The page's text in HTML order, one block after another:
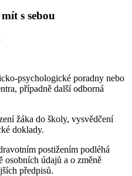
s sebou
psychologické poradny nebo
případně další odborná
žáka do školy, vysvědčení
doklady.
postižením podléhá
osobních údajů a o změně
předpisů.